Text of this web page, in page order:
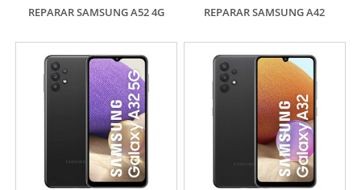
REPARAR SAMSUNG A52 4G REPARAR SAMSUNG A42